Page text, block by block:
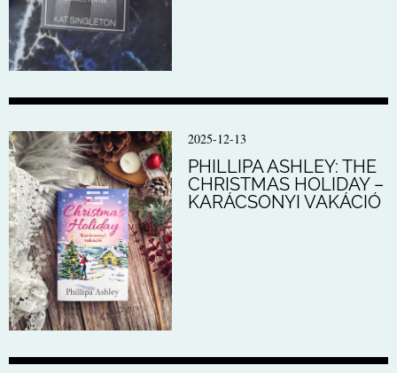
2025-12-13
PHILLIPA ASHLEY: THE
CHRISTMAS HOLIDAY –
KARÁCSONYI VAKÁCIÓ